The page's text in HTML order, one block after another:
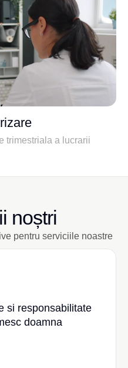
trimestriala a lucrarii
noștri
pentru serviciile noastre
si responsabilitate
doamna